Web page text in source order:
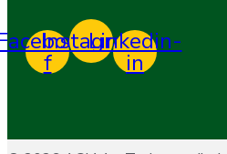
f
Instagram
Linkedin-
in